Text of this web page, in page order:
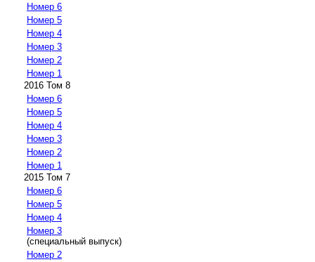
Номер 6
Номер 5
Номер 4
Номер 3
Номер 2
Номер 1
2016 Том 8
Номер 6
Номер 5
Номер 4
Номер 3
Номер 2
Номер 1
2015 Том 7
Номер 6
Номер 5
Номер 4
Номер 3
(специальный выпуск)
Номер 2